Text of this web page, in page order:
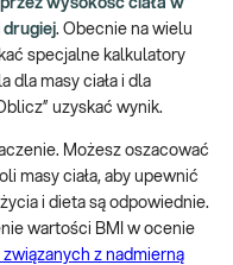
wysokość ciała w
drugiej. Obecnie na wielu
specjalne kalkulatory
dla masy ciała i dla
uzyskać wynik.
Możesz oszacować
masy ciała, aby upewnić
i dieta są odpowiednie.
wartości BMI w ocenie
z nadmierną